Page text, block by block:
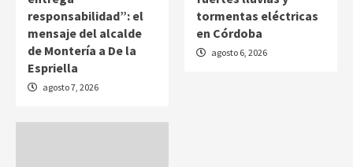
responsabilidad”: el
mensaje del alcalde
de Montería a De la
Espriella
agosto 7, 2026
tormentas eléctricas
en Córdoba
agosto 6, 2026